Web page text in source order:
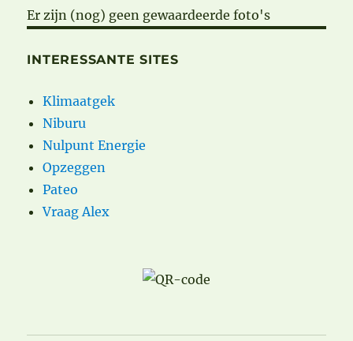
Er zijn (nog) geen gewaardeerde foto's
INTERESSANTE SITES
Klimaatgek
Niburu
Nulpunt Energie
Opzeggen
Pateo
Vraag Alex